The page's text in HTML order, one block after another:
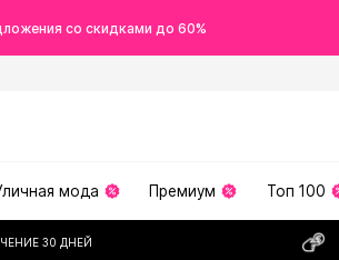
со скидками до 60%
мода Премиум Топ 100
30 ДНЕЙ